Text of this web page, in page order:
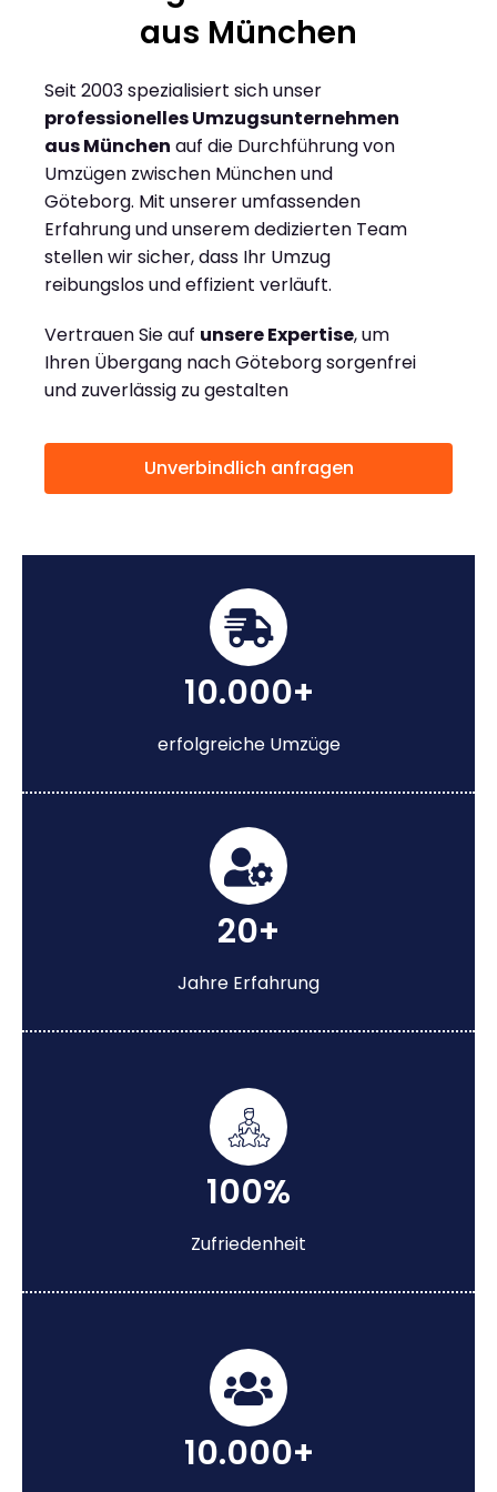
aus München
Seit 2003 spezialisiert sich unser
professionelles Umzugsunternehmen
aus München auf die Durchführung von
Umzügen zwischen München und
Göteborg. Mit unserer umfassenden
Erfahrung und unserem dedizierten Team
stellen wir sicher, dass Ihr Umzug
reibungslos und effizient verläuft.
Vertrauen Sie auf unsere Expertise, um
Ihren Übergang nach Göteborg sorgenfrei
und zuverlässig zu gestalten
Unverbindlich anfragen
10.000+
erfolgreiche Umzüge
20+
Jahre Erfahrung
100%
Zufriedenheit
10.000+